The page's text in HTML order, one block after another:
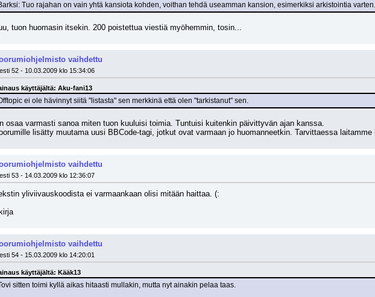
Tuo rajahan on vain yhtä kansiota kohden, voithan tehdä useamman kansion, esimerkiksi arkistointia varten.
tuon huomasin itsekin. 200 poistettua viestiä myöhemmin, tosin...
vaihdettu
52 - 10.03.2009 klo 15:34:06
käyttäjältä: Aku-fani13
ei ole hävinnyt siitä "listasta" sen merkkinä että olen "tarkistanut" sen.
osaa varmasti sanoa miten tuon kuuluisi toimia. Tuntuisi kuitenkin päivittyvän ajan kanssa.
lisätty muutama uusi BBCode-tagi, jotkut ovat varmaan jo huomanneetkin. Tarvittaessa laitamme
vaihdettu
53 - 14.03.2009 klo 12:36:07
yliviivauskoodista ei varmaankaan olisi mitään haittaa. (:
vaihdettu
54 - 15.03.2009 klo 14:20:01
käyttäjältä: Kääk13
sitten toimi kyllä aikas hitaasti mullakin, mutta nyt ainakin pelaa taas.